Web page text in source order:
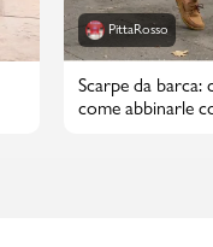
PittaRosso
Scarpe da barca:
come abbinarle